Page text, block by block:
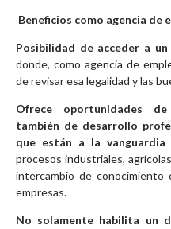
Beneficios como agencia de
Posibilidad de acceder a
donde, como agencia de
de revisar esa legalidad y las
Ofrece oportunidades
también de desarrollo
que están a la vanguardia
procesos industriales,
intercambio de
empresas.
No solamente habilita un